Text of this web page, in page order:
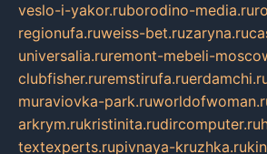
veslo-i-yakor.ruborodino-media.ru
regionufa.ruweiss-bet.ruzaryna.ru
universalia.ruremont-mebeli-
clubfisher.ruremstirufa.ru
muraviovka-park.ru
arkrym.rukristinita.rudircomputer.ru
textexperts.rupivnaya-kruzhka.ru